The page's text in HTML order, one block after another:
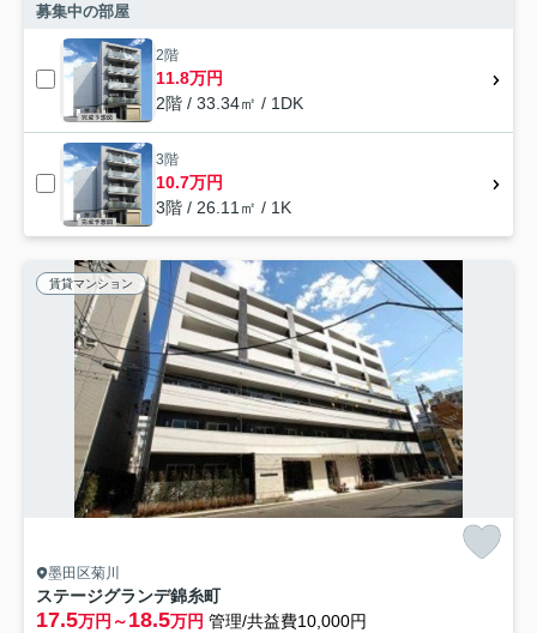
募集中の部屋
2階
11.8万円
2階 / 33.34㎡ / 1DK
3階
10.7万円
3階 / 26.11㎡ / 1K
賃貸マンション
墨田区菊川
ステージグランデ錦糸町
17.5万円～18.5万円 管理/共益費10,000円